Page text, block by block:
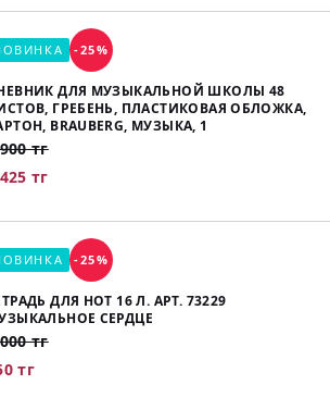
-25%
ДЛЯ МУЗЫКАЛЬНОЙ ШКОЛЫ 48
ГРЕБЕНЬ, ПЛАСТИКОВАЯ ОБЛОЖКА,
BRAUBERG, МУЗЫКА, 1
тг
тг
-25%
ДЛЯ НОТ 16 Л. АРТ. 73229
СЕРДЦЕ
тг
тг